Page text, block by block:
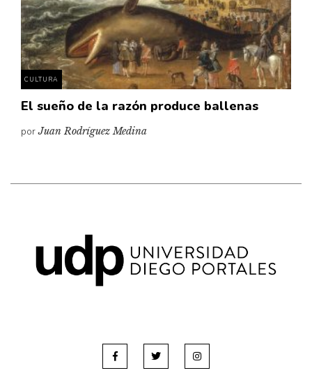
CULTURA
El sueño de la razón produce ballenas
porJuan Rodríguez Medina